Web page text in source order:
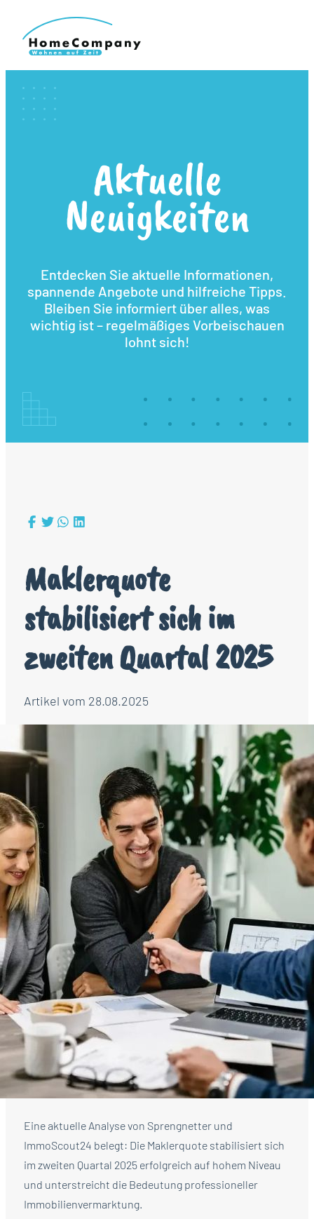
Aktuelle
Neuigkeiten
Entdecken Sie aktuelle Informationen,
spannende Angebote und hilfreiche Tipps.
Bleiben Sie informiert über alles, was
wichtig ist – regelmäßiges Vorbeischauen
lohnt sich!
Maklerquote
stabilisiert sich im
zweiten Quartal 2025
Artikel vom 28.08.2025
Eine aktuelle Analyse von Sprengnetter und
ImmoScout24 belegt: Die Maklerquote stabilisiert sich
im zweiten Quartal 2025 erfolgreich auf hohem Niveau
und unterstreicht die Bedeutung professioneller
Immobilienvermarktung.